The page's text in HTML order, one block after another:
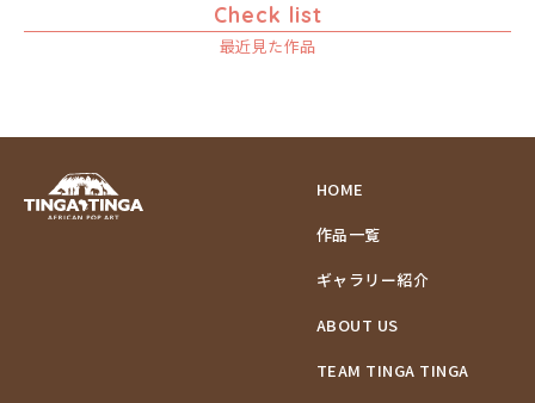
Check list
最近見た作品
HOME
作品一覧
ギャラリー紹介
ABOUT US
TEAM TINGA TINGA